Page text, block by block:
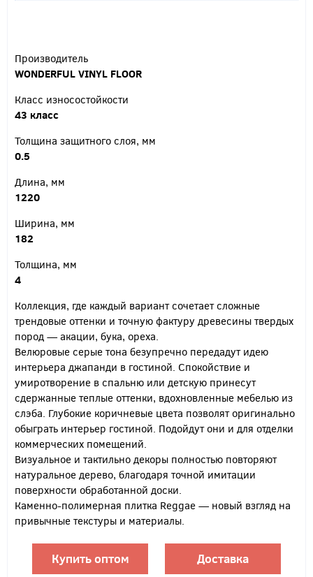
Производитель
WONDERFUL VINYL FLOOR
Класс износостойкости
43 класс
Толщина защитного слоя, мм
0.5
Длина, мм
1220
Ширина, мм
182
Толщина, мм
4
Коллекция, где каждый вариант сочетает сложные
трендовые оттенки и точную фактуру древесины твердых
пород — акации, бука, ореха.
Велюровые серые тона безупречно передадут идею
интерьера джапанди в гостиной. Спокойствие и
умиротворение в спальню или детскую принесут
сдержанные теплые оттенки, вдохновленные мебелью из
слэба. Глубокие коричневые цвета позволят оригинально
обыграть интерьер гостиной. Подойдут они и для отделки
коммерческих помещений.
Визуальное и тактильно декоры полностью повторяют
натуральное дерево, благодаря точной имитации
поверхности обработанной доски.
Каменно-полимерная плитка Reggae — новый взгляд на
привычные текстуры и материалы.
Купить оптом Доставка